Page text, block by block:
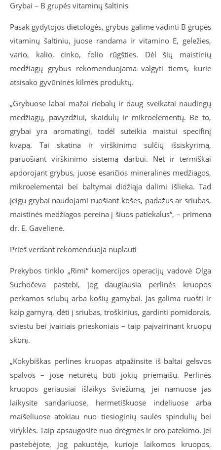
Grybai – B grupės vitaminų šaltinis
Pasak gydytojos dietologės, grybus galime vadinti B grupės
vitaminų šaltiniu, juose randama ir vitamino E, geležies,
vario, kalio, cinko, folio rūgšties. Dėl šių maistinių
medžiagų grybus rekomenduojama valgyti tiems, kurie
atsisako gyvūninės kilmės produktų.
„Grybuose labai mažai riebalų ir daug sveikatai naudingų
medžiagų, pavyzdžiui, skaidulų ir mikroelementų. Be to,
grybai yra aromatingi, todėl suteikia maistui specifinį
kvapą. Tai skatina ir virškinimo sulčių išsiskyrimą,
paruošiant virškinimo sistemą darbui. Net ir termiškai
apdorojant grybus, juose esančios mineralinės medžiagos,
mikroelementai bei baltymai didžiąja dalimi išlieka. Tad
jeigu grybai naudojami ruošiant košes, padažus ar sriubas,
maistinės medžiagos pereina į šiuos patiekalus“, – primena
dr. E. Gavelienė.
Prieš verdant rekomenduoja nuplauti
Prekybos tinklo „Rimi“ komercijos operacijų vadovė Olga
Suchočeva pastebi, jog daugiausia perlinės kruopos
perkamos sriubų arba košių gamybai. Jas galima ruošti ir
kaip garnyrą, dėti į sriubas, troškinius, gardinti pomidorais,
sviestu bei įvairiais prieskoniais – taip paįvairinant kruopų
skonį.
„Kokybiškas perlines kruopas atpažinsite iš baltai gelsvos
spalvos – jose neturėtų būti jokių priemaišų. Perlinės
kruopos geriausiai išlaikys šviežumą, jei namuose jas
laikysite sandariuose, hermetiškuose indeliuose arba
maišeliuose atokiau nuo tiesioginių saulės spindulių bei
viryklės. Taip apsaugosite nuo drėgmės ir oro patekimo. Jei
pastebėjote, jog pakuotėje, kurioje laikomos kruopos,